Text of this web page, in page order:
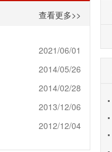
查看更多>>
2021/06/01
2014/05/26
2014/02/28
2013/12/06
2012/12/04